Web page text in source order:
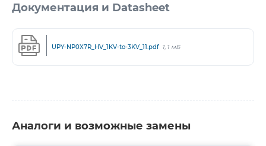
Документация и Datasheet
UPY-NP0X7R_HV_1KV-to-3KV_11.pdf 1,1 мБ
Аналоги и возможные замены